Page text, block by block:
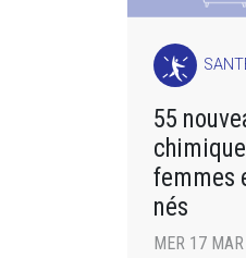
55
femmes
nés
MER 17